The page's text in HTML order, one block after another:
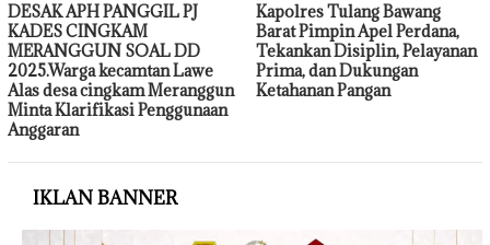
DESAK APH PANGGIL PJ
KADES CINGKAM
MERANGGUN SOAL DD
2025.Warga kecamtan Lawe
Alas desa cingkam Meranggun
Minta Klarifikasi Penggunaan
Anggaran
Kapolres Tulang Bawang
Barat Pimpin Apel Perdana,
Tekankan Disiplin, Pelayanan
Prima, dan Dukungan
Ketahanan Pangan
IKLAN BANNER